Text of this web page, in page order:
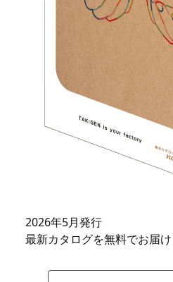
2026年5月発行
最新カタログを無料でお届け